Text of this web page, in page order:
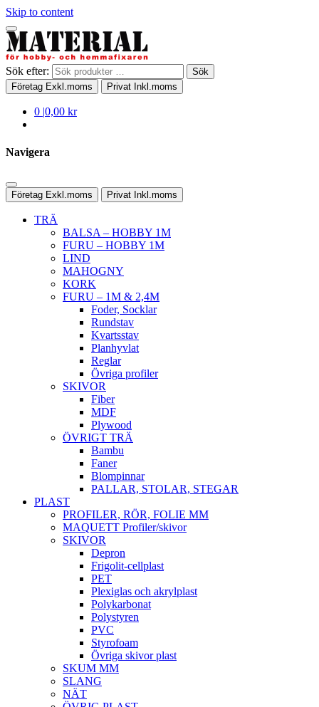
Skip to content
Sök efter:
Sök
Företag Exkl.moms Privat Inkl.moms
0 |0,00 kr
Navigera
Företag Exkl.moms Privat Inkl.moms
TRÄ
BALSA – HOBBY 1M
FURU – HOBBY 1M
LIND
MAHOGNY
KORK
FURU – 1M & 2,4M
Foder, Socklar
Rundstav
Kvartsstav
Planhyvlat
Reglar
Övriga profiler
SKIVOR
Fiber
MDF
Plywood
ÖVRIGT TRÄ
Bambu
Faner
Blompinnar
PALLAR, STOLAR, STEGAR
PLAST
PROFILER, RÖR, FOLIE MM
MAQUETT Profiler/skivor
SKIVOR
Depron
Frigolit-cellplast
PET
Plexiglas och akrylplast
Polykarbonat
Polystyren
PVC
Styrofoam
Övriga skivor plast
SKUM MM
SLANG
NÄT